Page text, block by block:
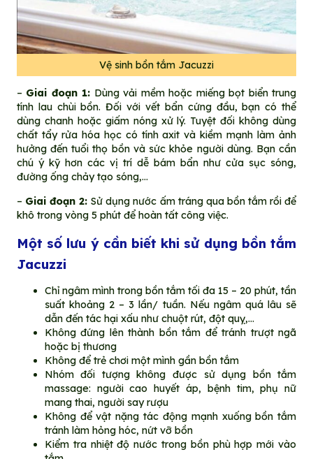
Vệ sinh bồn tắm Jacuzzi
– Giai đoạn 1: Dùng vải mềm hoặc miếng bọt biển trung
tính lau chùi bồn. Đối với vết bẩn cứng đầu, bạn có thể
dùng chanh hoặc giấm nóng xử lý. Tuyệt đối không dùng
chất tẩy rửa hóa học có tính axit và kiềm mạnh làm ảnh
hưởng đến tuổi thọ bồn và sức khỏe người dùng. Bạn cần
chú ý kỹ hơn các vị trí dễ bám bẩn như cửa sục sóng,
đường ống chảy tạo sóng,…
– Giai đoạn 2: Sử dụng nước ấm tráng qua bồn tắm rồi để
khô trong vòng 5 phút để hoàn tất công việc.
Một số lưu ý cần biết khi sử dụng bồn tắm
Jacuzzi
Chỉ ngâm mình trong bồn tắm tối đa 15 – 20 phút, tần
suất khoảng 2 – 3 lần/ tuần. Nếu ngâm quá lâu sẽ
dẫn đến tác hại xấu như chuột rút, đột quỵ,…
Không đứng lên thành bồn tắm để tránh trượt ngã
hoặc bị thương
Không để trẻ chơi một mình gần bồn tắm
Nhóm đối tượng không được sử dụng bồn tắm
massage: người cao huyết áp, bệnh tim, phụ nữ
mang thai, người say rượu
Không để vật nặng tác động mạnh xuống bồn tắm
tránh làm hỏng hóc, nứt vỡ bồn
Kiểm tra nhiệt độ nước trong bồn phù hợp mới vào